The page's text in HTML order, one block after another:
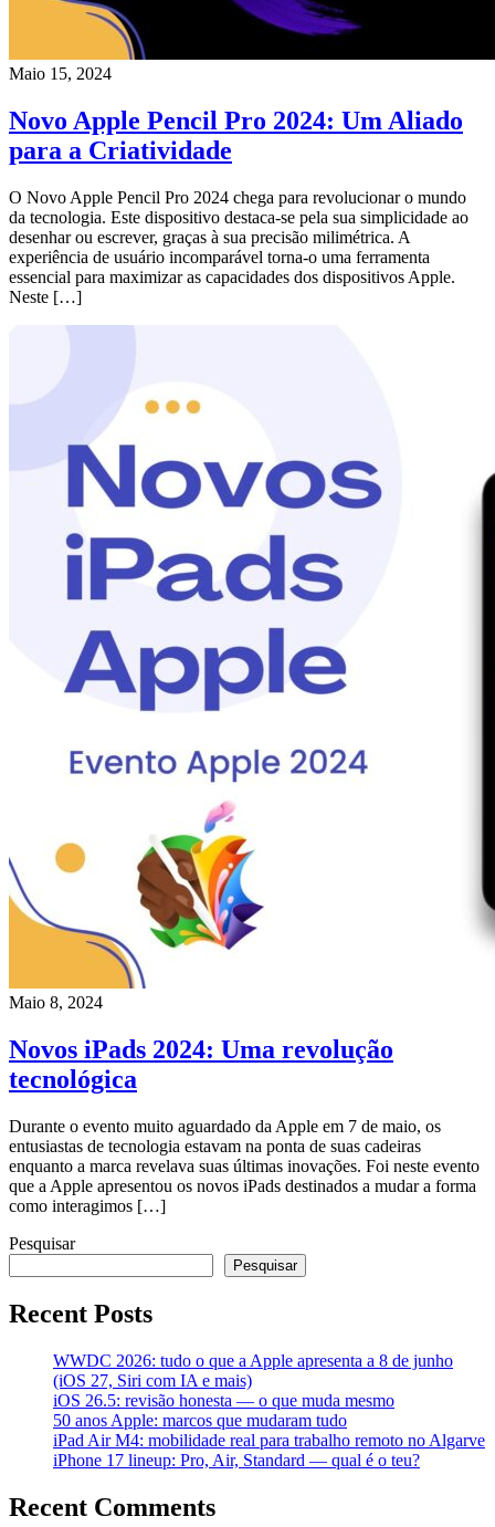
Maio 15, 2024
Novo Apple Pencil Pro 2024: Um Aliado
para a Criatividade
O Novo Apple Pencil Pro 2024 chega para revolucionar o mundo
da tecnologia. Este dispositivo destaca-se pela sua simplicidade ao
desenhar ou escrever, graças à sua precisão milimétrica. A
experiência de usuário incomparável torna-o uma ferramenta
essencial para maximizar as capacidades dos dispositivos Apple.
Neste […]
Maio 8, 2024
Novos iPads 2024: Uma revolução
tecnológica
Durante o evento muito aguardado da Apple em 7 de maio, os
entusiastas de tecnologia estavam na ponta de suas cadeiras
enquanto a marca revelava suas últimas inovações. Foi neste evento
que a Apple apresentou os novos iPads destinados a mudar a forma
como interagimos […]
Pesquisar
Pesquisar
Recent Posts
WWDC 2026: tudo o que a Apple apresenta a 8 de junho
(iOS 27, Siri com IA e mais)
iOS 26.5: revisão honesta — o que muda mesmo
50 anos Apple: marcos que mudaram tudo
iPad Air M4: mobilidade real para trabalho remoto no Algarve
iPhone 17 lineup: Pro, Air, Standard — qual é o teu?
Recent Comments